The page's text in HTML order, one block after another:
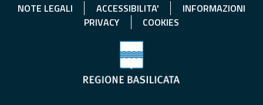
NOTE LEGALI ACCESSIBILITA'
INFORMAZIONI
PRIVACY
COOKIES